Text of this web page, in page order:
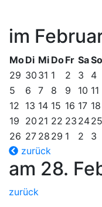
im
MoDi Mi DoFr SaSo
29 30 31 1 2 3
4
5
6 7 8 9 10 11
12 13 14 15 16 17 18
19 20 21 22 23 2425
26 27 28 29 1 2
3
zurück
am 28.
zurück